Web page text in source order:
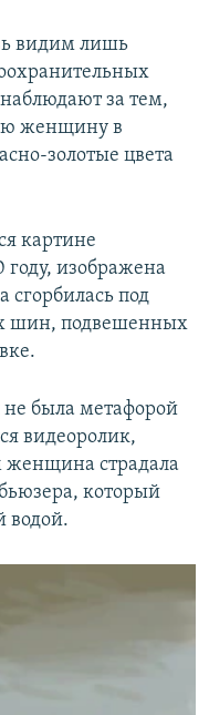
видим лишь
за тем,
женщину в
золотые цвета
картине
изображена
под
шин, подвешенных
была метафорой
видеоролик,
женщина страдала
который
водой.